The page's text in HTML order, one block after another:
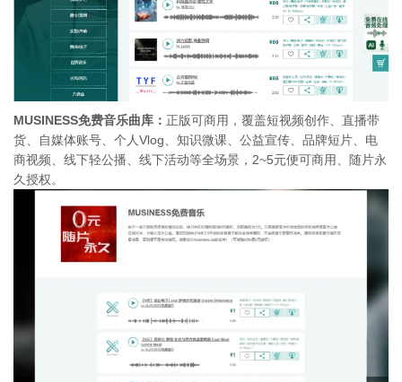
MUSINESS免费音乐曲库： 正版可商用，覆盖短视频创作、直播带
货、自媒体账号、个人Vlog、知识微课、公益宣传、品牌短片、电
商视频、线下轻公播、线下活动等全场景，2~5元便可商用、随片永
久授权。